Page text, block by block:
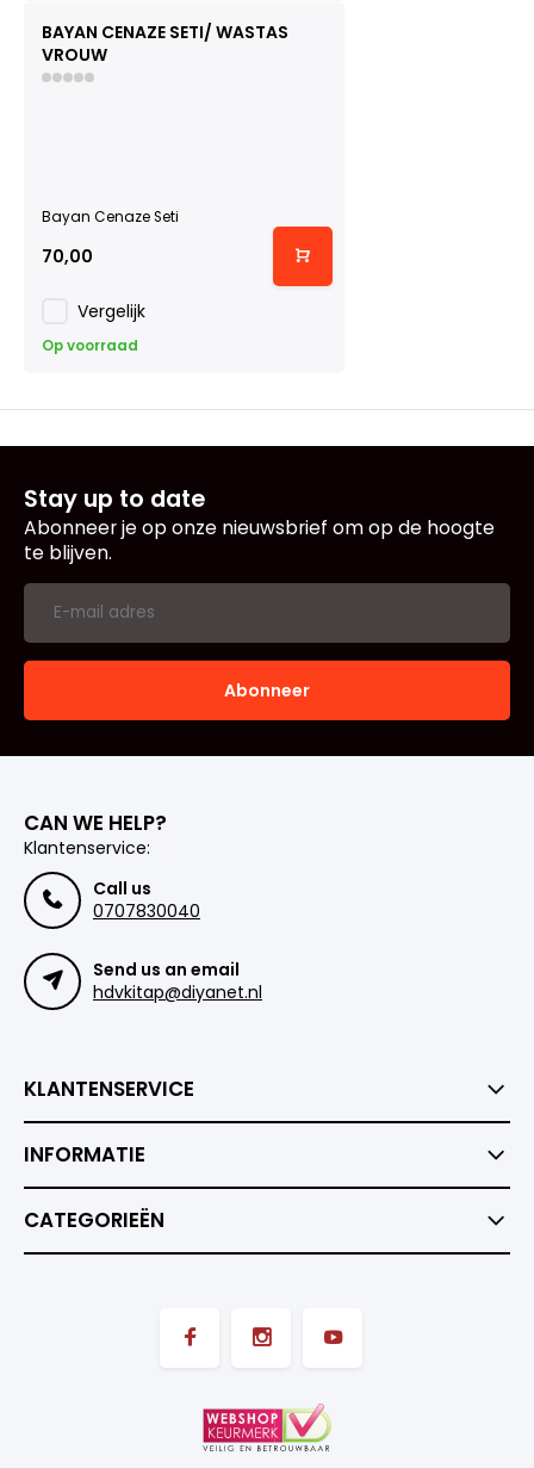
BAYAN CENAZE SETI/ WASTAS
VROUW
Bayan Cenaze Seti
70,00
Vergelijk
Op voorraad
Stay up to date
Abonneer je op onze nieuwsbrief om op de hoogte
te blijven.
Abonneer
CAN WE HELP?
Klantenservice:
Call us
0707830040
Send us an email
hdvkitap@diyanet.nl
KLANTENSERVICE
INFORMATIE
CATEGORIEËN